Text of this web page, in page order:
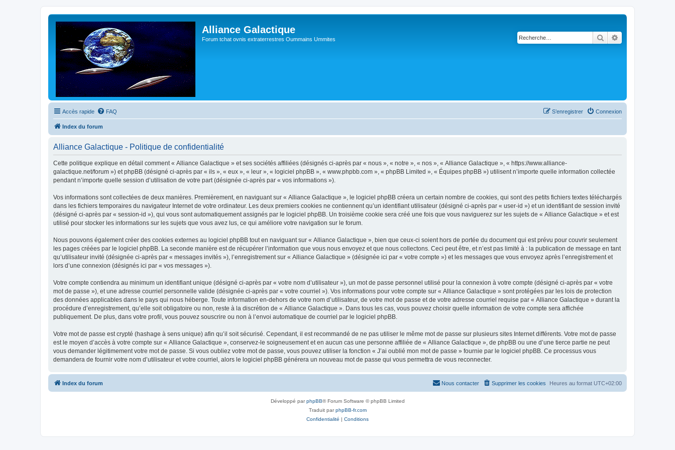
Alliance Galactique
Forum tchat ovnis extraterrestres Oummains Ummites Rechercher
Accès rapide FAQ Connexion
S’enregistrer
Index du forum
Alliance Galactique - Politique de confidentialité
Cette politique explique en détail comment « Alliance Galactique » et ses sociétés affiliées (désignés ci-après par « nous », « notre », « nos », « Alliance Galactique », « https://www.alliance-
galactique.net/forum ») et phpBB (désigné ci-après par « ils », « eux », « leur », « logiciel phpBB », « www.phpbb.com », « phpBB Limited », « Équipes phpBB ») utilisent n’importe quelle information collectée
pendant n’importe quelle session d’utilisation de votre part (désignée ci-après par « vos informations »).
Vos informations sont collectées de deux manières. Premièrement, en naviguant sur « Alliance Galactique », le logiciel phpBB créera un certain nombre de cookies, qui sont des petits fichiers textes téléchargés
dans les fichiers temporaires du navigateur Internet de votre ordinateur. Les deux premiers cookies ne contiennent qu’un identifiant utilisateur (désigné ci-après par « user-id ») et un identifiant de session invité
(désigné ci-après par « session-id »), qui vous sont automatiquement assignés par le logiciel phpBB. Un troisième cookie sera créé une fois que vous naviguerez sur les sujets de « Alliance Galactique » et est
utilisé pour stocker les informations sur les sujets que vous avez lus, ce qui améliore votre navigation sur le forum.
Nous pouvons également créer des cookies externes au logiciel phpBB tout en naviguant sur « Alliance Galactique », bien que ceux-ci soient hors de portée du document qui est prévu pour couvrir seulement
les pages créées par le logiciel phpBB. La seconde manière est de récupérer l’information que vous nous envoyez et que nous collectons. Ceci peut être, et n’est pas limité à : la publication de message en tant
qu’utilisateur invité (désignée ci-après par « messages invités »), l’enregistrement sur « Alliance Galactique » (désignée ici par « votre compte ») et les messages que vous envoyez après l’enregistrement et
lors d’une connexion (désignés ici par « vos messages »).
Votre compte contiendra au minimum un identifiant unique (désigné ci-après par « votre nom d’utilisateur »), un mot de passe personnel utilisé pour la connexion à votre compte (désigné ci-après par « votre
mot de passe »), et une adresse courriel personnelle valide (désignée ci-après par « votre courriel »). Vos informations pour votre compte sur « Alliance Galactique » sont protégées par les lois de protection
des données applicables dans le pays qui nous héberge. Toute information en-dehors de votre nom d’utilisateur, de votre mot de passe et de votre adresse courriel requise par « Alliance Galactique » durant la
procédure d’enregistrement, qu’elle soit obligatoire ou non, reste à la discrétion de « Alliance Galactique ». Dans tous les cas, vous pouvez choisir quelle information de votre compte sera affichée
publiquement. De plus, dans votre profil, vous pouvez souscrire ou non à l’envoi automatique de courriel par le logiciel phpBB.
Votre mot de passe est crypté (hashage à sens unique) afin qu’il soit sécurisé. Cependant, il est recommandé de ne pas utiliser le même mot de passe sur plusieurs sites Internet différents. Votre mot de passe
est le moyen d’accès à votre compte sur « Alliance Galactique », conservez-le soigneusement et en aucun cas une personne affiliée de « Alliance Galactique », de phpBB ou une d’une tierce partie ne peut
vous demander légitimement votre mot de passe. Si vous oubliez votre mot de passe, vous pouvez utiliser la fonction « J’ai oublié mon mot de passe » fournie par le logiciel phpBB. Ce processus vous
demandera de fournir votre nom d’utilisateur et votre courriel, alors le logiciel phpBB générera un nouveau mot de passe qui vous permettra de vous reconnecter.
Index du forum Heures au format UTC+02:00
Supprimer les cookies
Nous contacter
Développé parphpBB® Forum Software © phpBB Limited
Traduit parphpBB-fr.com
Confidentialité | Conditions